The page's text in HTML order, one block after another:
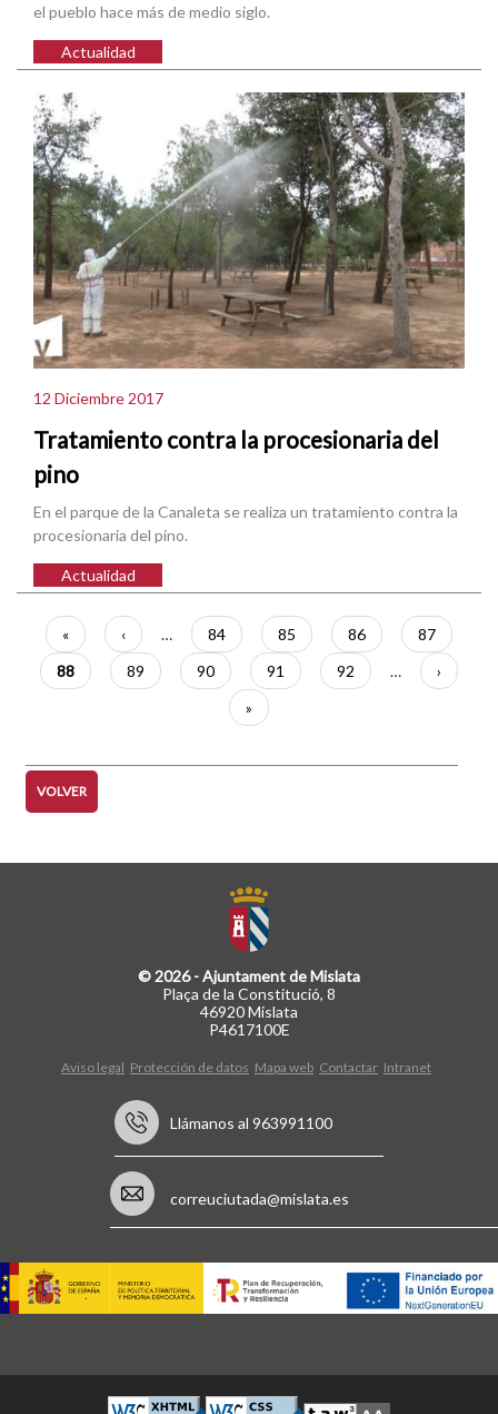
el pueblo hace más de medio siglo.
Actualidad
12 Diciembre 2017
Tratamiento contra la procesionaria del
pino
En el parque de la Canaleta se realiza un tratamiento contra la
procesionaria del pino.
Actualidad
Paginación
Primera
página
«
Página
anterior
‹ … Página
84 Página
85 Página
86 Página
87
Página
actual
88 Página
89 Página
90 Página
91 Página
92 …
página
›
Última
página
»
VOLVER
© 2026 - Ajuntament de Mislata
Plaça de la Constitució, 8
46920 Mislata
P4617100E
Aviso legal Protección de datos Mapa web Contactar Intranet
Llámanos al 963991100
correuciutada@mislata.es